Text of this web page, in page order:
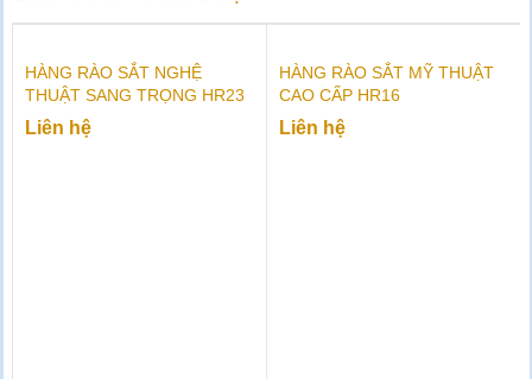
HÀNG RÀO SẮT NGHỆ
THUẬT SANG TRỌNG HR23
Liên hệ
HÀNG RÀO SẮT MỸ THUẬT
CAO CẤP HR16
Liên hệ